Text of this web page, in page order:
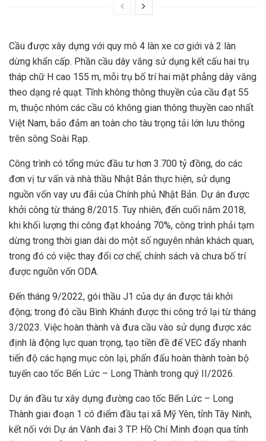
Cầu được xây dựng với quy mô 4 làn xe cơ giới và 2 làn
dừng khẩn cấp. Phần cầu dây văng sử dụng kết cấu hai trụ
tháp chữ H cao 155 m, mỗi trụ bố trí hai mặt phẳng dây văng
theo dạng rẻ quạt. Tĩnh không thông thuyền của cầu đạt 55
m, thuộc nhóm các cầu có không gian thông thuyền cao nhất
Việt Nam, bảo đảm an toàn cho tàu trọng tải lớn lưu thông
trên sông Soài Rạp.
Công trình có tổng mức đầu tư hơn 3.700 tỷ đồng, do các
đơn vị tư vấn và nhà thầu Nhật Bản thực hiện, sử dụng
nguồn vốn vay ưu đãi của Chính phủ Nhật Bản. Dự án được
khởi công từ tháng 8/2015. Tuy nhiên, đến cuối năm 2018,
khi khối lượng thi công đạt khoảng 70%, công trình phải tạm
dừng trong thời gian dài do một số nguyên nhân khách quan,
trong đó có việc thay đổi cơ chế, chính sách và chưa bố trí
được nguồn vốn ODA.
Đến tháng 9/2022, gói thầu J1 của dự án được tái khởi
động; trong đó cầu Bình Khánh được thi công trở lại từ tháng
3/2023. Việc hoàn thành và đưa cầu vào sử dụng được xác
định là động lực quan trọng, tạo tiền đề để VEC đẩy nhanh
tiến độ các hạng mục còn lại, phấn đấu hoàn thành toàn bộ
tuyến cao tốc Bến Lức – Long Thành trong quý II/2026.
Dự án đầu tư xây dựng đường cao tốc Bến Lức – Long
Thành giai đoạn 1 có điểm đầu tại xã Mỹ Yên, tỉnh Tây Ninh,
kết nối với Dự án Vành đai 3 TP. Hồ Chí Minh đoạn qua tỉnh